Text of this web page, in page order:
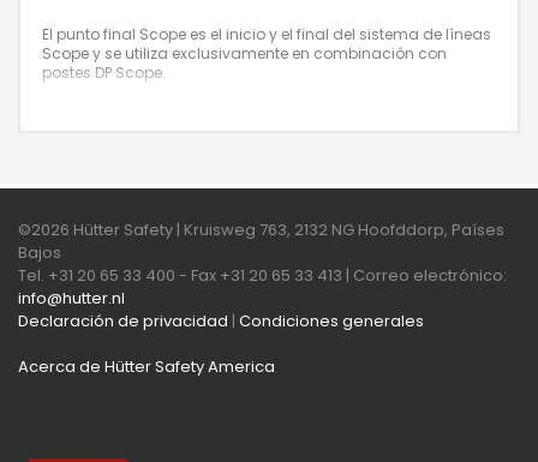
El punto final Scope es el inicio y el final del sistema de líneas
Scope y se utiliza exclusivamente en combinación con
postes DP Scope.
©2026 Hütter Safety | Kruisweg 763, 2132 NG Hoofddorp, Países
Bajos
Tel. +31 20 65 33 400 - Fax +31 20 65 33 413 | Correo electrónico:
info@hutter.nl
Declaración de privacidad | Condiciones generales
Acerca de Hütter Safety America